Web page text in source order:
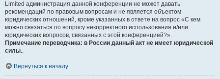
Limited администрация данной конференции не может давать
рекомендаций по правовым вопросам и не является объектом
юридических отношений, кроме указанных в ответе на вопрос «С кем
можно связаться по вопросу некорректного использования и/или
юридических вопросов, связанных с этой конференцией?».
Примечание переводчика: в России данный акт не имеет юридической
силы..
Вернуться к началу